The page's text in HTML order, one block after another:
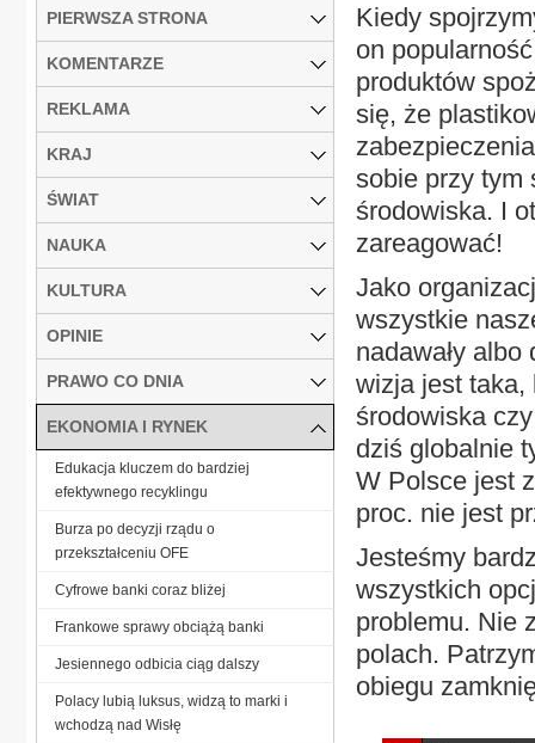
Kiedy
on
produktów
się, że
sobie przy tym
środowiska. I
zareagować!
Jako
wszystkie
nadawały
wizja jest taka,
środowiska
dziś globalnie
W Polsce jest
proc. nie jest
Jesteśmy
wszystkich
problemu. Nie
polach.
obiegu
PIERWSZA STRONA
KOMENTARZE
REKLAMA
KRAJ
ŚWIAT
NAUKA
KULTURA
OPINIE
PRAWO CO DNIA
EKONOMIA I RYNEK
Edukacja kluczem do bardziej
efektywnego recyklingu
Burza po decyzji rządu o
przekształceniu OFE
Cyfrowe banki coraz bliżej
Frankowe sprawy obciążą banki
Jesiennego odbicia ciąg dalszy
Polacy lubią luksus, widzą to marki i
wchodzą nad Wisłę